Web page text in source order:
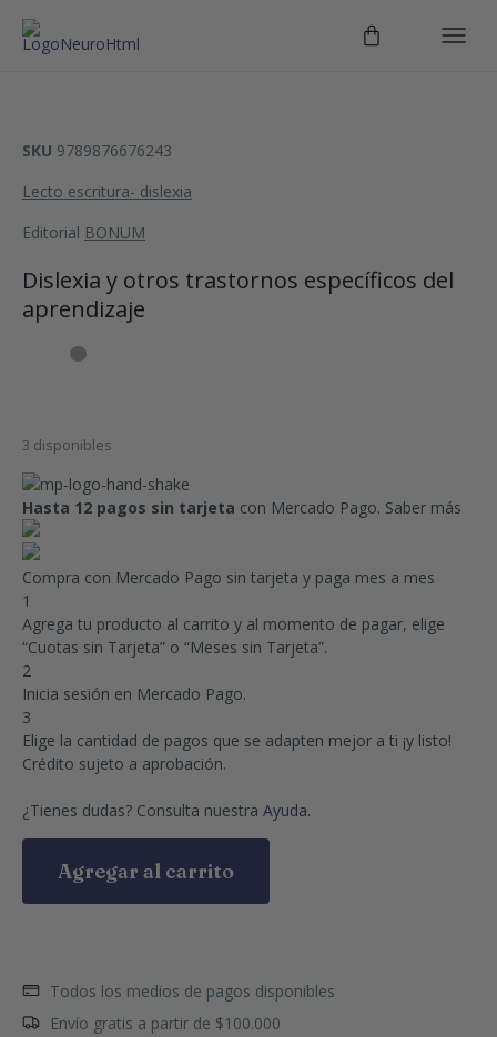
SKU 9789876676243
Lecto escritura- dislexia
Editorial BONUM
Dislexia y otros trastornos específicos del
aprendizaje
3 disponibles
Hasta 12 pagos sin tarjeta con Mercado Pago. Saber más
Compra con Mercado Pago sin tarjeta y paga mes a mes
1
Agrega tu producto al carrito y al momento de pagar, elige
“Cuotas sin Tarjeta” o “Meses sin Tarjeta”.
2
Inicia sesión en Mercado Pago.
3
Elige la cantidad de pagos que se adapten mejor a ti ¡y listo!
Crédito sujeto a aprobación.
¿Tienes dudas? Consulta nuestra Ayuda.
Agregar al carrito
Todos los medios de pagos disponibles
Envío gratis a partir de $100.000